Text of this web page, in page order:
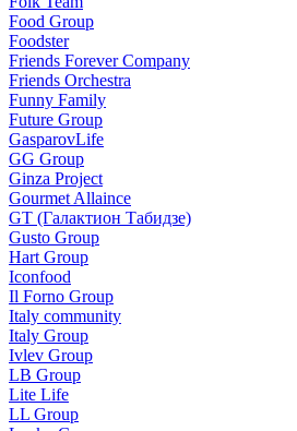
Food Group
Foodster
Friends Forever Company
Friends Orchestra
Funny Family
Future Group
GasparovLife
GG Group
Ginza Project
Gourmet Allaince
GT (Галактион Табидзе)
Gusto Group
Hart Group
Iconfood
Il Forno Group
Italy community
Italy Group
Ivlev Group
LB Group
Lite Life
LL Group